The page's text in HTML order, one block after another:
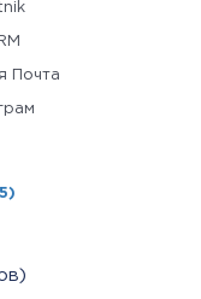
Почта